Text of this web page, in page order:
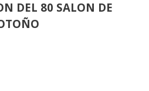
DEL 80 SALON DE